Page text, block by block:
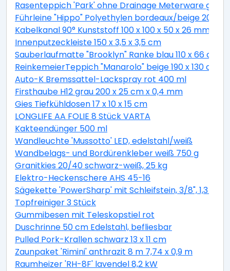
Rasenteppich 'Park' ohne Drainage Meterware
Führleine "Hippo" Polyethylen bordeaux/beige 200
Kabelkanal 90° Kunststoff 100 x 100 x 50 x 26 mm
Innenputzeckleiste 150 x 3,5 x 3,5 cm
Sauberlaufmatte "Brooklyn" Ranke blau 110 x 66 cm
ReinkemeierTeppich "Manarolo" beige 190 x 130 cm
Auto-K Bremssattel-Lackspray rot 400 ml
Firsthaube H12 grau 200 x 25 cm x 0,4 mm
Gies Tiefkühldosen 17 x 10 x 15 cm
LONGLIFE AA FOLIE 8 Stück VARTA
Kakteendünger 500 ml
Wandleuchte 'Mussotto' LED, edelstahl/weiß
Wandbelags- und Bordürenkleber weiß 750 g
Granitkies 20/40 schwarz-weiß, 25 kg
Elektro-Heckenschere AHS 45-16
Sägekette 'PowerSharp' mit Schleifstein, 3/8", 1,3
Topfreiniger 3 Stück
Gummibesen mit Teleskopstiel rot
Duschrinne 50 cm Edelstahl, befliesbar
Pulled Pork-Krallen schwarz 13 x 11 cm
Zaunpaket 'Rimini' anthrazit 8 m 7,74 x 0,9 m
Raumheizer 'RH-8F' lavendel 8,2 kW